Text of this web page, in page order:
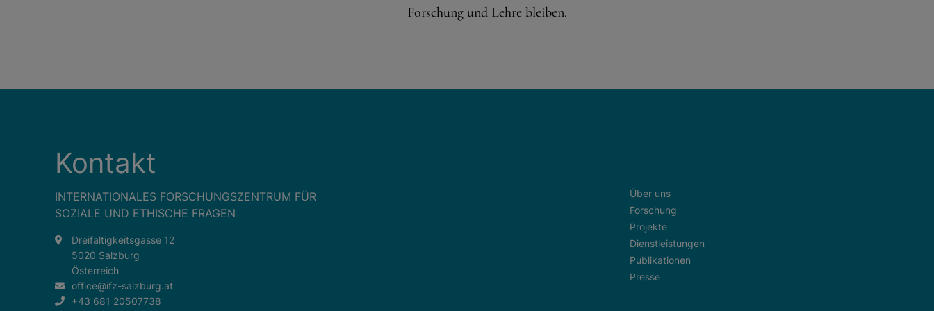
Forschung und Lehre bleiben.
Kontakt
INTERNATIONALES FORSCHUNGSZENTRUM FÜR
SOZIALE UND ETHISCHE FRAGEN
Dreifaltigkeitsgasse 12
5020 Salzburg
Österreich
office@ifz-salzburg.at
+43 681 20507738
Über uns
Forschung
Projekte
Dienstleistungen
Publikationen
Presse